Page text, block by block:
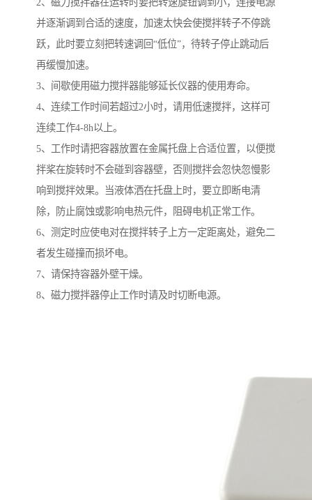
2、磁力搅拌器在运转时要把转速旋钮调到小，连接电源
并逐渐调到合适的速度，加速太快会使搅拌转子不停跳
跃，此时要立刻把转速调回“低位”，待转子停止跳动后
再缓慢加速。
3、间歇使用磁力搅拌器能够延长仪器的使用寿命。
4、连续工作时间若超过2小时，请用低速搅拌，这样可
连续工作4-8h以上。
5、工作时请把容器放置在金属托盘上合适位置，以便搅
拌桨在旋转时不会碰到容器壁，否则搅拌会忽快忽慢影
响到搅拌效果。当液体洒在托盘上时，要立即断电清
除，防止腐蚀或影响电热元件，阻碍电机正常工作。
6、测定时应使电对在搅拌转子上方一定距离处，避免二
者发生碰撞而损坏电。
7、请保持容器外壁干燥。
8、磁力搅拌器停止工作时请及时切断电源。